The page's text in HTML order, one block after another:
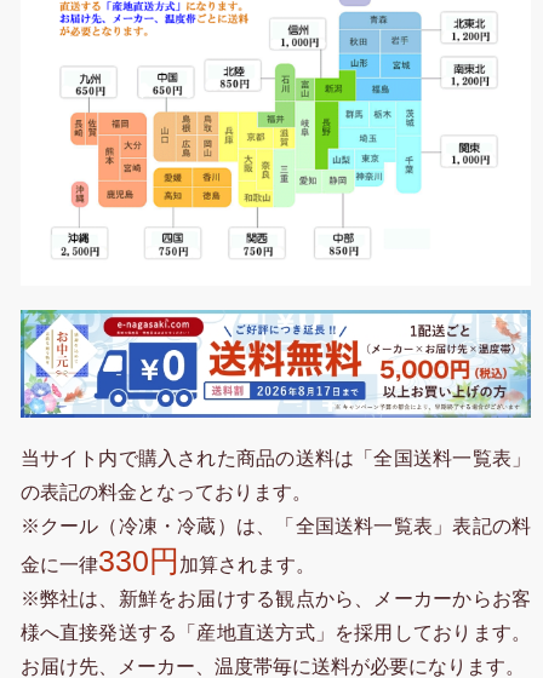
当サイト内で購入された商品の送料は「全国送料一覧表」
の表記の料金となっております。
※クール（冷凍・冷蔵）は、「全国送料一覧表」表記の料
金に一律330円 加算されます。
※弊社は、新鮮をお届けする観点から、メーカーからお客
様へ直接発送する「産地直送方式」を採用しております。
お届け先、メーカー、温度帯毎に送料が必要になります。